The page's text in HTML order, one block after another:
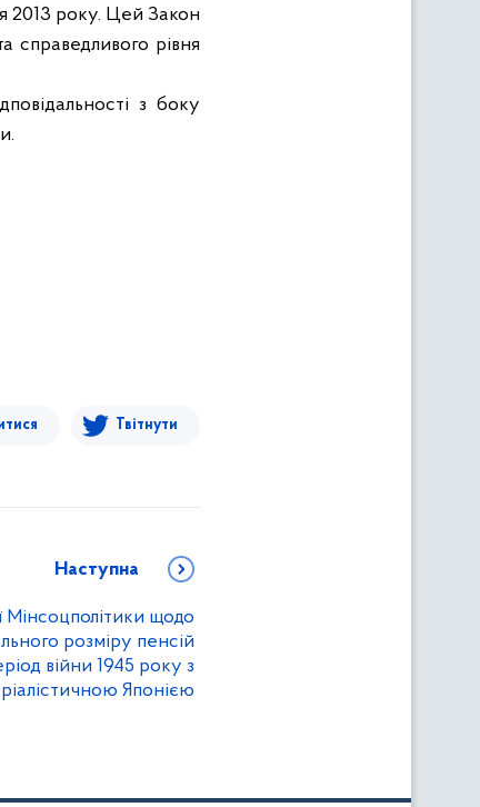
2013 року. Цей Закон
справедливого рівня
з боку
Твітнути
Наступна
Мінсоцполітики щодо
розміру пенсій
війни 1945 року з
Японією